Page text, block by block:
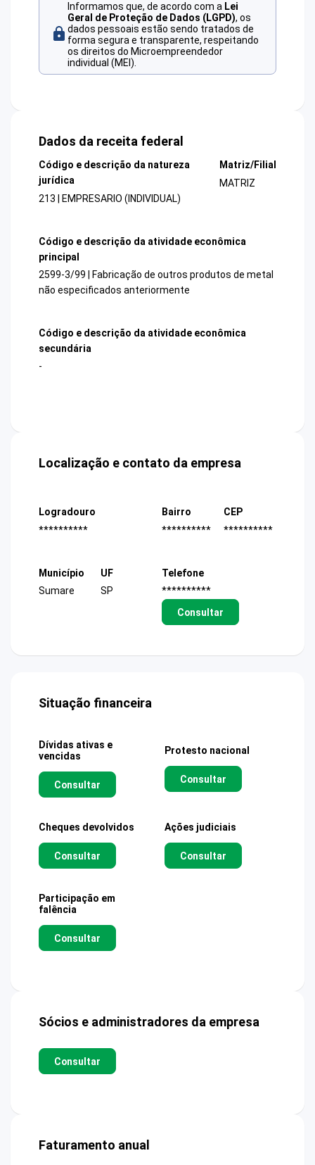
Informamos que, de acordo com a Lei
Geral de Proteção de Dados (LGPD), os
dados pessoais estão sendo tratados de
forma segura e transparente, respeitando
os direitos do Microempreendedor
individual (MEI).
Dados da receita federal
Código e descrição da natureza
jurídica
213 | EMPRESARIO (INDIVIDUAL)
Matriz/Filial
MATRIZ
Código e descrição da atividade econômica
principal
2599-3/99 | Fabricação de outros produtos de metal
não especificados anteriormente
Código e descrição da atividade econômica
secundária
-
Localização e contato da empresa
Logradouro
**********
Bairro
**********
CEP
**********
Município
Sumare
UF
SP
Telefone
**********
Consultar
Situação financeira
Dívidas ativas e
vencidas
Consultar
Protesto nacional
Consultar
Cheques devolvidos
Consultar
Ações judiciais
Consultar
Participação em
falência
Consultar
Sócios e administradores da empresa
Consultar
Faturamento anual